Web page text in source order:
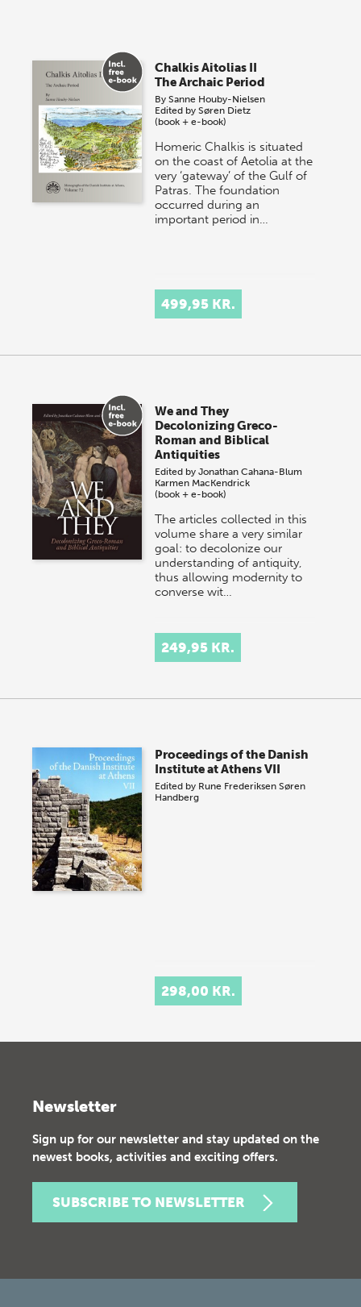
Chalkis Aitolias II
The Archaic Period
BySanne Houby-Nielsen
Edited bySøren Dietz
(book + e-book)
Homeric Chalkis is situated
on the coast of Aetolia at the
very ‘gateway’ of the Gulf of
Patras. The foundation
occurred during an
important period in…
499,95 KR.
We and They
Decolonizing Greco-
Roman and Biblical
Antiquities
Edited byJonathan Cahana-Blum
Karmen MacKendrick
(book + e-book)
The articles collected in this
volume share a very similar
goal: to decolonize our
understanding of antiquity,
thus allowing modernity to
converse wit…
249,95 KR.
Proceedings of the Danish
Institute at Athens VII
Edited by Rune Frederiksen Søren
Handberg
298,00 KR.
Newsletter
Sign up for our newsletter and stay updated on the
newest books, activities and exciting offers.
SUBSCRIBE TO NEWSLETTER